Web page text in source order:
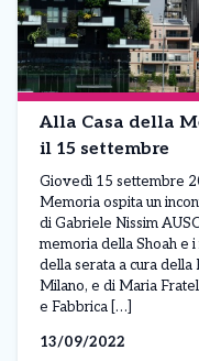
Alla Casa della
il 15 settembre
Giovedì 15 settembre
Memoria ospita un
di Gabriele Nissim
memoria della Shoah e
della serata a cura
Milano, e di Maria
e Fabbrica […]
13/09/2022